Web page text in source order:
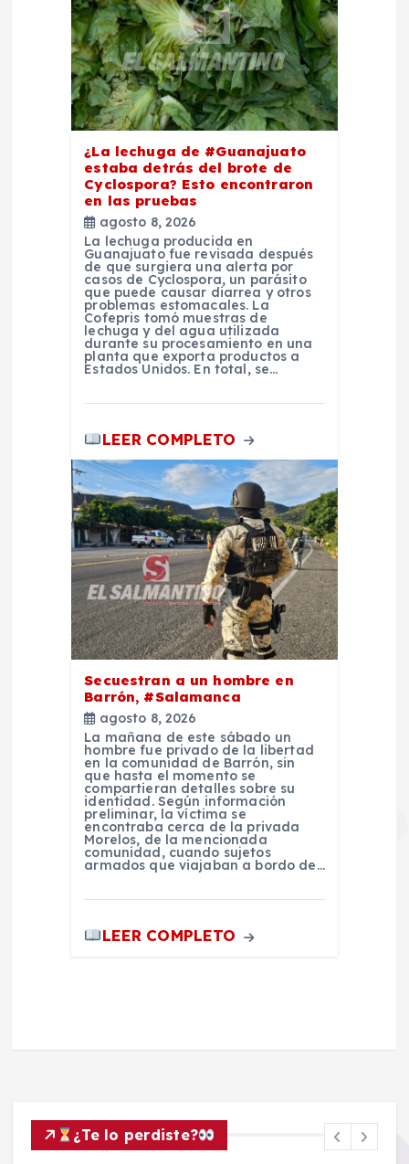
¿La lechuga de #Guanajuato
estaba detrás del brote de
Cyclospora? Esto encontraron
en las pruebas
agosto 8, 2026
La lechuga producida en
Guanajuato fue revisada después
de que surgiera una alerta por
casos de Cyclospora, un parásito
que puede causar diarrea y otros
problemas estomacales. La
Cofepris tomó muestras de
lechuga y del agua utilizada
durante su procesamiento en una
planta que exporta productos a
Estados Unidos. En total, se…
LEER COMPLETO
Secuestran a un hombre en
Barrón, #Salamanca
agosto 8, 2026
La mañana de este sábado un
hombre fue privado de la libertad
en la comunidad de Barrón, sin
que hasta el momento se
compartieran detalles sobre su
identidad. Según información
preliminar, la víctima se
encontraba cerca de la privada
Morelos, de la mencionada
comunidad, cuando sujetos
armados que viajaban a bordo de…
LEER COMPLETO
¿Te lo perdiste?